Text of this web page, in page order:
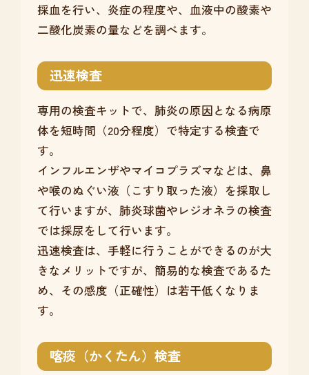
採血を行い、炎症の程度や、血液中の酸素や
二酸化炭素の量などを調べます。
迅速検査
専用の検査キットで、肺炎の原因となる病原
体を短時間（20分程度）で特定する検査で
す。
インフルエンザやマイコプラズマなどは、鼻
や喉のぬぐい液（こすり取った液）を採取し
て行いますが、肺炎球菌やレジオネラの検査
では採尿をして行います。
迅速検査は、手軽に行うことができるのが大
きなメリットですが、簡易的な検査であるた
め、その感度（正確性）は若干低くなりま
す。
喀痰（かくたん）検査